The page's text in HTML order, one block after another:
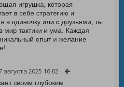
игрушка, которая
в себе стратегию и
в одиночку или с друзьями, ты
мир тактики и ума. Каждая
опыт и желание
августа 2025 16:02
своим глубоким